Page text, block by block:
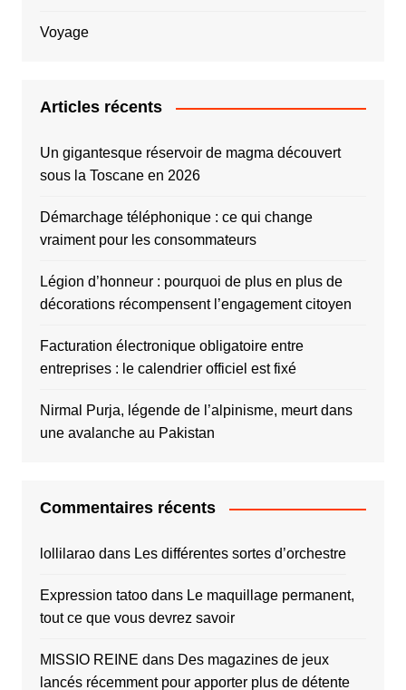
Voyage
Articles récents
Un gigantesque réservoir de magma découvert
sous la Toscane en 2026
Démarchage téléphonique : ce qui change
vraiment pour les consommateurs
Légion d’honneur : pourquoi de plus en plus de
décorations récompensent l’engagement citoyen
Facturation électronique obligatoire entre
entreprises : le calendrier officiel est fixé
Nirmal Purja, légende de l’alpinisme, meurt dans
une avalanche au Pakistan
Commentaires récents
lollilaraodans Les différentes sortes d’orchestre
Expression tatoodans Le maquillage permanent,
tout ce que vous devrez savoir
MISSIO REINE dans Des magazines de jeux
lancés récemment pour apporter plus de détente